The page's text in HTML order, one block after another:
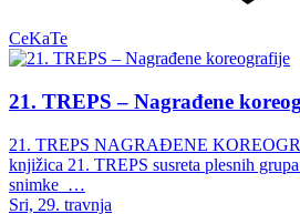
CeKaTe
21. TREPS – Nagrađene
21. TREPS NAGRAĐENE
knjižica 21. TREPS susreta plesnih
snimke …
Sri, 29. travnja